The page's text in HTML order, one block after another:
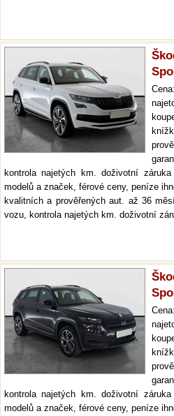
kontrola najetých km. doživotní
modelů a značek, férové ceny, peníze
kvalitních a prověřených aut. až 36
vozu, kontrola najetých km. doživotní
kontrola najetých km. doživotní
modelů a značek, férové ceny, peníze